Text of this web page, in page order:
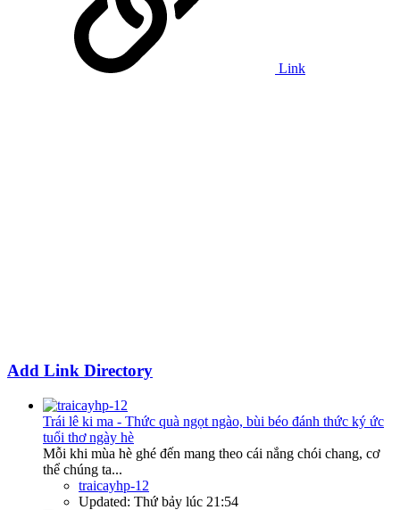
Link
Add Link Directory
Trái lê ki ma - Thức quà ngọt ngào, bùi béo đánh thức ký ức
tuổi thơ ngày hè
Mỗi khi mùa hè ghé đến mang theo cái nắng chói chang, cơ
thể chúng ta...
traicayhp-12
Updated: Thứ bảy lúc 21:54